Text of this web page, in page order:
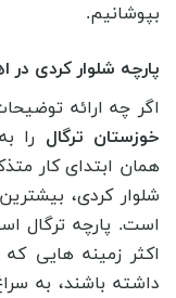
بپوشانیم.
پارچه شلوار کردی در
اگر چه ارائه
خوزستان ترگال را
همان ابتدای کار
شلوار کردی،
است. پارچه ترگال
اکثر زمینه هایی
داشته باشند، به